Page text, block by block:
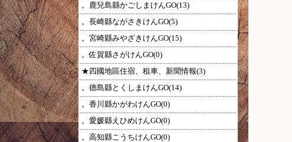
。鹿兒島縣かごしまけんGO(13)
。長崎縣ながさきけんGO(5)
。宮崎縣みやざきけんGO(15)
。佐賀縣さがけんGO(0)
★四國地區住宿、租車、新聞情報(3)
。德島縣とくしまけんGO(14)
。香川縣かがわけんGO(0)
。愛媛縣えひめけんGO(0)
。高知縣こうちけんGO(0)